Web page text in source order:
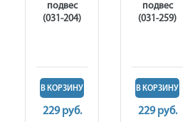
подвес
(031-204)
В КОРЗИНУ
229 руб.
подвес
(031-259)
В КОРЗИНУ
229 руб.